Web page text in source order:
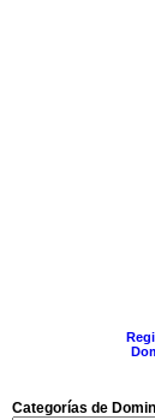
Categorías de